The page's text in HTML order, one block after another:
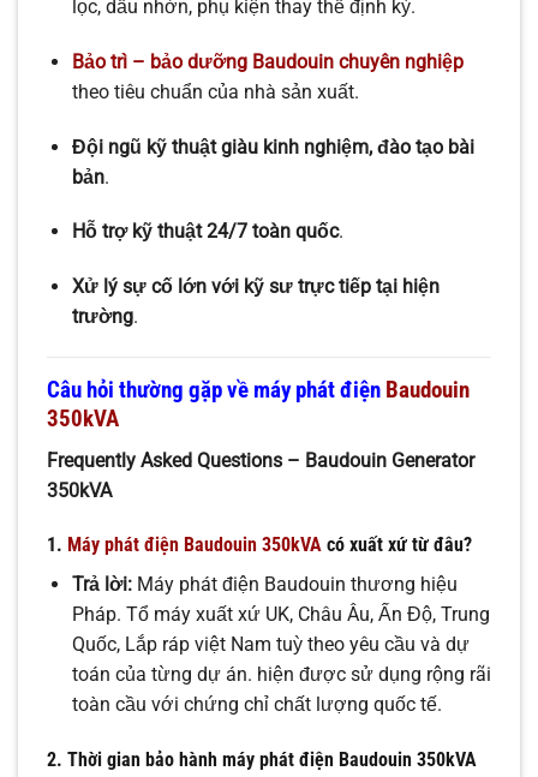
lọc, dầu nhờn, phụ kiện thay thế định kỳ.
Bảo trì – bảo dưỡng Baudouin chuyên nghiệp
theo tiêu chuẩn của nhà sản xuất.
Đội ngũ kỹ thuật giàu kinh nghiệm, đào tạo bài
bản.
Hỗ trợ kỹ thuật 24/7 toàn quốc.
Xử lý sự cố lớn với kỹ sư trực tiếp tại hiện
trường.
Câu hỏi thường gặp về máy phát điện Baudouin
350kVA
Frequently Asked Questions – Baudouin Generator
350kVA
1. Máy phát điện Baudouin 350kVA có xuất xứ từ đâu?
Trả lời:Máy phát điện Baudouin thương hiệu
Pháp. Tổ máy xuất xứ UK, Châu Âu, Ấn Độ, Trung
Quốc, Lắp ráp việt Nam tuỳ theo yêu cầu và dự
toán của từng dự án. hiện được sử dụng rộng rãi
toàn cầu với chứng chỉ chất lượng quốc tế.
2. Thời gian bảo hành máy phát điện Baudouin 350kVA